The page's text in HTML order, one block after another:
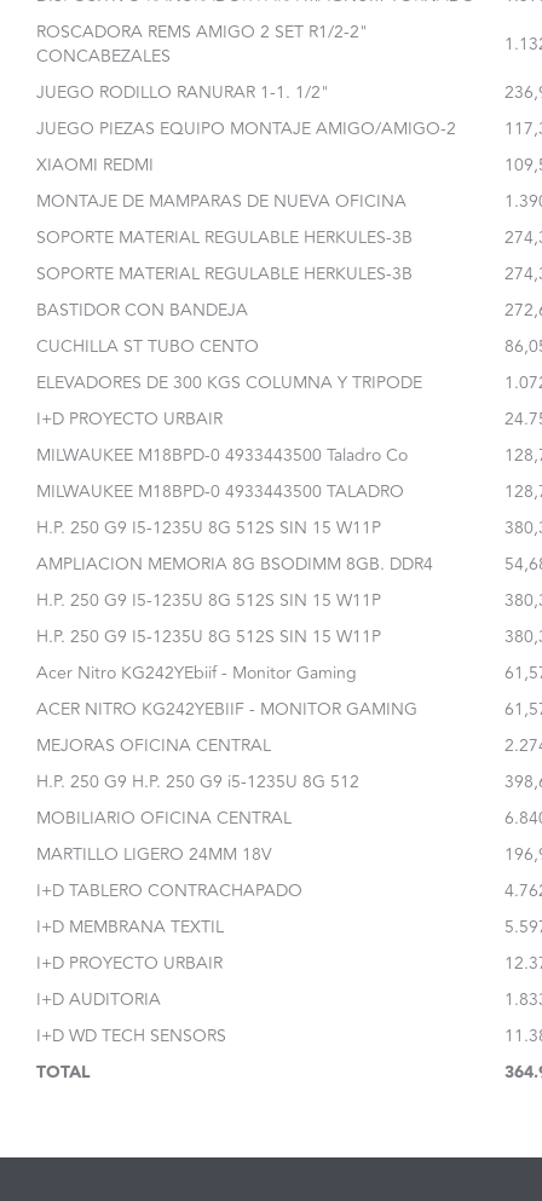
ROSCADORA REMS AMIGO 2 SET R1/2-2"
CONCABEZALES
JUEGO RODILLO RANURAR 1-1. 1/2"
JUEGO PIEZAS EQUIPO MONTAJE AMIGO/AMIGO-2
XIAOMI REDMI
MONTAJE DE MAMPARAS DE NUEVA OFICINA
SOPORTE MATERIAL REGULABLE HERKULES-3B
SOPORTE MATERIAL REGULABLE HERKULES-3B
BASTIDOR CON BANDEJA
CUCHILLA ST TUBO CENTO
ELEVADORES DE 300 KGS COLUMNA Y TRIPODE
I+D PROYECTO URBAIR
MILWAUKEE M18BPD-0 4933443500 Taladro Co
MILWAUKEE M18BPD-0 4933443500 TALADRO
H.P. 250 G9 I5-1235U 8G 512S SIN 15 W11P
AMPLIACION MEMORIA 8G BSODIMM 8GB. DDR4
H.P. 250 G9 I5-1235U 8G 512S SIN 15 W11P
H.P. 250 G9 I5-1235U 8G 512S SIN 15 W11P
Acer Nitro KG242YEbiif - Monitor Gaming
ACER NITRO KG242YEBIIF - MONITOR GAMING
MEJORAS OFICINA CENTRAL
H.P. 250 G9 H.P. 250 G9 i5-1235U 8G 512
MOBILIARIO OFICINA CENTRAL
MARTILLO LIGERO 24MM 18V
I+D TABLERO CONTRACHAPADO
I+D MEMBRANA TEXTIL
I+D PROYECTO URBAIR
I+D AUDITORIA
I+D WD TECH SENSORS
TOTAL